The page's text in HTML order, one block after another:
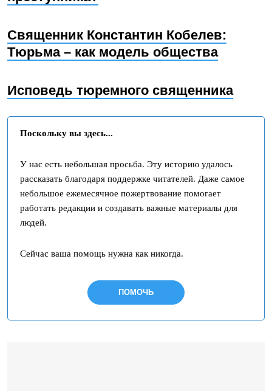
Священник Константин Кобелев:
Тюрьма – как модель общества
Исповедь тюремного священника
Поскольку вы здесь...
У нас есть небольшая просьба. Эту историю удалось
рассказать благодаря поддержке читателей. Даже самое
небольшое ежемесячное пожертвование помогает
работать редакции и создавать важные материалы для
людей.
Сейчас ваша помощь нужна как никогда.
ПОМОЧЬ